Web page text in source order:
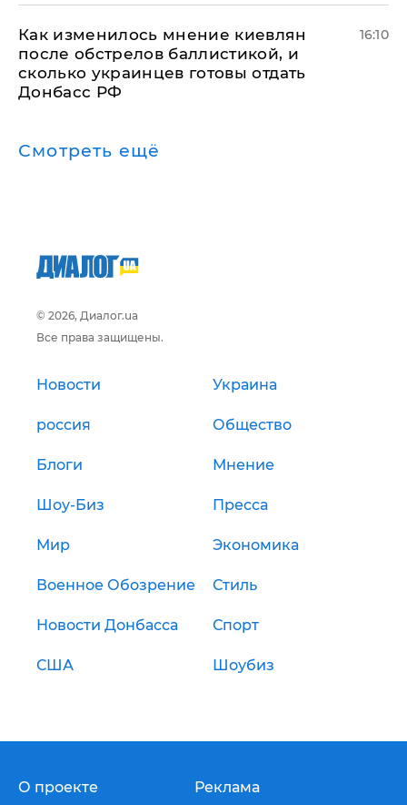
Как изменилось мнение киевлян
после обстрелов баллистикой, и
сколько украинцев готовы отдать
Донбасс РФ
16:10
Смотреть ещё
© 2026, Диалог.ua
Все права защищены.
Новости Украина
россия Общество
Блоги Мнение
Шоу-Биз Пресса
Мир Экономика
Военное Обозрение Стиль
Новости Донбасса Спорт
США Шоубиз
О проекте Реклама